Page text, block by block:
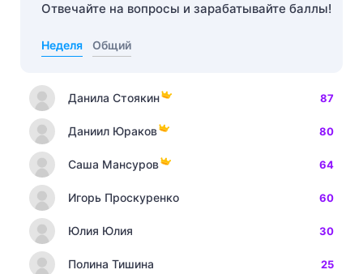
Отвечайте на вопросы и зарабатывайте баллы!
Неделя Общий
Данила Стоякин 87
Даниил Юраков 80
Саша Мансуров 64
Игорь Проскуренко 60
Юлия Юлия 30
Полина Тишина 25